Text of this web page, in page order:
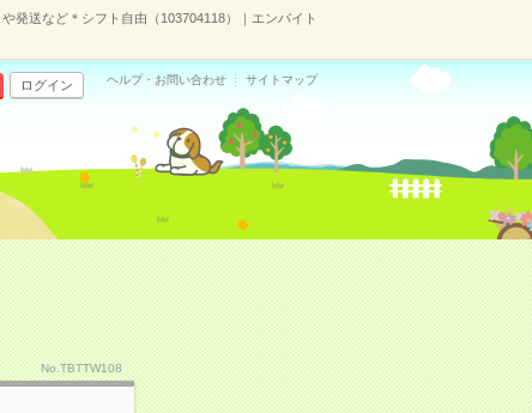
発送など＊シフト自由（103704118）｜エンバイト
ログイン ヘルプ・お問い合わせ サイトマップ
No.TBTTW108